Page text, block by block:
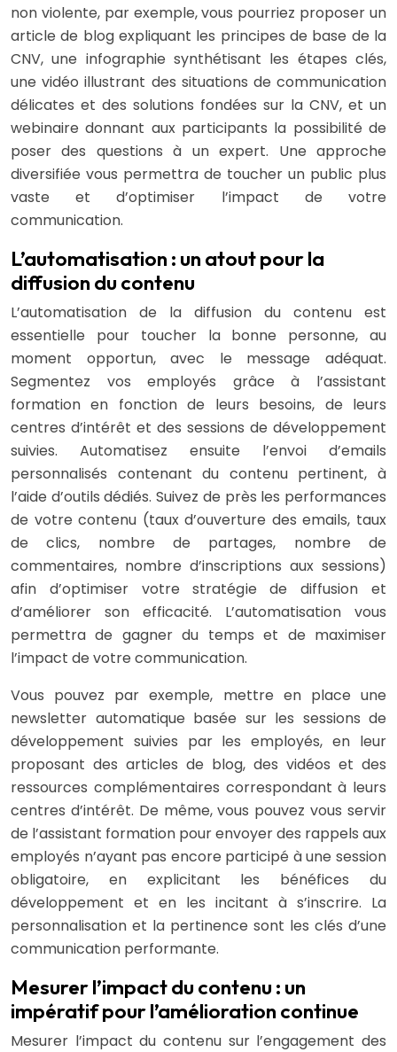
non violente, par exemple, vous pourriez proposer un
article de blog expliquant les principes de base de la
CNV, une infographie synthétisant les étapes clés,
une vidéo illustrant des situations de communication
délicates et des solutions fondées sur la CNV, et un
webinaire donnant aux participants la possibilité de
poser des questions à un expert. Une approche
diversifiée vous permettra de toucher un public plus
vaste et d’optimiser l’impact de votre
communication.
L’automatisation : un atout pour la
diffusion du contenu
L’automatisation de la diffusion du contenu est
essentielle pour toucher la bonne personne, au
moment opportun, avec le message adéquat.
Segmentez vos employés grâce à l’assistant
formation en fonction de leurs besoins, de leurs
centres d’intérêt et des sessions de développement
suivies. Automatisez ensuite l’envoi d’emails
personnalisés contenant du contenu pertinent, à
l’aide d’outils dédiés. Suivez de près les performances
de votre contenu (taux d’ouverture des emails, taux
de clics, nombre de partages, nombre de
commentaires, nombre d’inscriptions aux sessions)
afin d’optimiser votre stratégie de diffusion et
d’améliorer son efficacité. L’automatisation vous
permettra de gagner du temps et de maximiser
l’impact de votre communication.
Vous pouvez par exemple, mettre en place une
newsletter automatique basée sur les sessions de
développement suivies par les employés, en leur
proposant des articles de blog, des vidéos et des
ressources complémentaires correspondant à leurs
centres d’intérêt. De même, vous pouvez vous servir
de l’assistant formation pour envoyer des rappels aux
employés n’ayant pas encore participé à une session
obligatoire, en explicitant les bénéfices du
développement et en les incitant à s’inscrire. La
personnalisation et la pertinence sont les clés d’une
communication performante.
Mesurer l’impact du contenu : un
impératif pour l’amélioration continue
Mesurer l’impact du contenu sur l’engagement des